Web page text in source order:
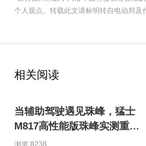
个人观点。转载此文请标明转自电动邦及
相关阅读
当辅助驾驶遇见珠峰，猛士
M817高性能版珠峰实测重新
定义辅助驾驶边界